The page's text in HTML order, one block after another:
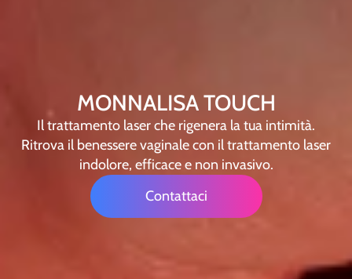
MONNALISA TOUCH
Il trattamento laser che rigenera la tua intimità.
Ritrova il benessere vaginale con il trattamento laser
indolore, efficace e non invasivo.
Contattaci